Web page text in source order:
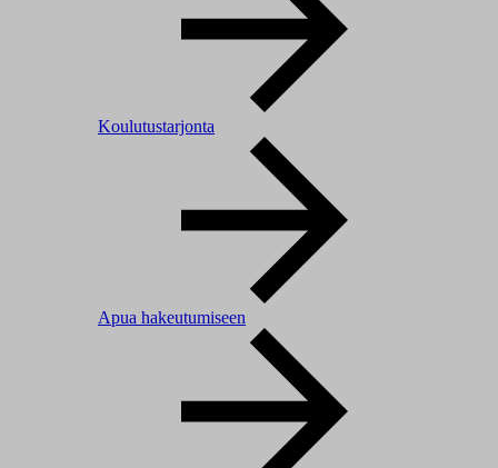
Koulutustarjonta
Apua hakeutumiseen